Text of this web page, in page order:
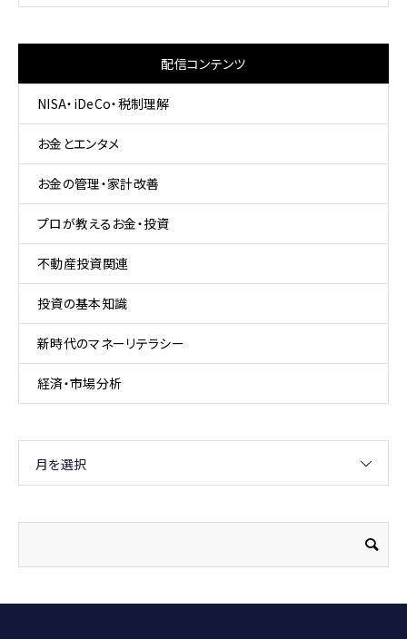
配信コンテンツ
NISA・iDeCo・税制理解
お金とエンタメ
お金の管理・家計改善
プロが教えるお金・投資
不動産投資関連
投資の基本知識
新時代のマネーリテラシー
経済・市場分析
月を選択